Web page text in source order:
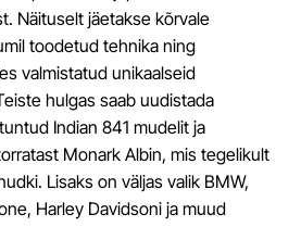
Näituselt jäetakse kõrvale
toodetud tehnika ning
valmistatud unikaalseid
hulgas saab uudistada
Indian 841 mudelit ja
Monark Albin, mis tegelikult
Lisaks on väljas valik BMW,
Harley Davidsoni ja muud